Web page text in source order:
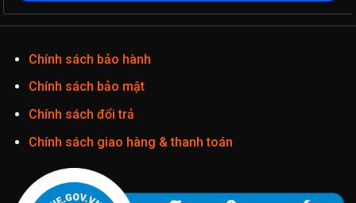
Chính sách bảo hành
Chính sách bảo mật
Chính sách đổi trả
Chính sách giao hàng & thanh toán